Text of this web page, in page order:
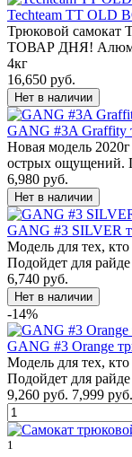
Techteam TT OLD
Трюковой самокат
ТОВАР ДНЯ!
4кг
16,650 руб.
GANG #3A Graffity
Новая модель
острых ощущений.
6,980 руб.
GANG #3 SILVER
Модель для тех,
Подойдет для райде
6,740 руб.
-14%
GANG #3 Orange
Модель для тех,
Подойдет для райде
9,260 руб. 7,999 руб.
1